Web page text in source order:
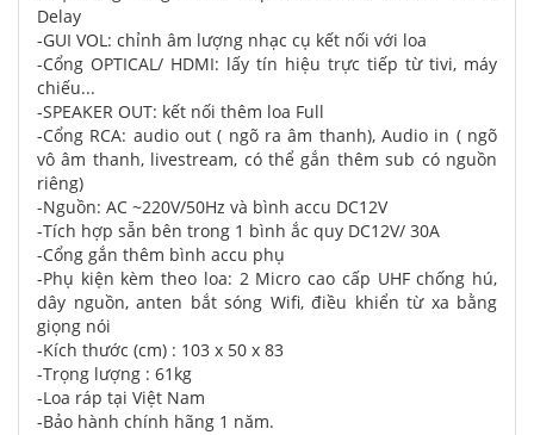
Delay
-GUI VOL: chỉnh âm lượng nhạc cụ kết nối với loa
-Cổng OPTICAL/ HDMI: lấy tín hiệu trực tiếp từ tivi, máy
chiếu...
-SPEAKER OUT: kết nối thêm loa Full
-Cổng RCA: audio out ( ngõ ra âm thanh), Audio in ( ngõ
vô âm thanh, livestream, có thể gắn thêm sub có nguồn
riêng)
-Nguồn: AC ~220V/50Hz và bình accu DC12V
-Tích hợp sẵn bên trong 1 bình ắc quy DC12V/ 30A
-Cổng gắn thêm bình accu phụ
-Phụ kiện kèm theo loa: 2 Micro cao cấp UHF chống hú,
dây nguồn, anten bắt sóng Wifi, điều khiển từ xa bằng
giọng nói
-Kích thước (cm) : 103 x 50 x 83
-Trọng lượng : 61kg
-Loa ráp tại Việt Nam
-Bảo hành chính hãng 1 năm.